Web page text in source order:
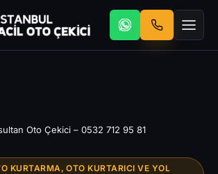
Oto Çekici – 0532 712 95 81
KURTARMA, OTO KURTARICI VE YOL